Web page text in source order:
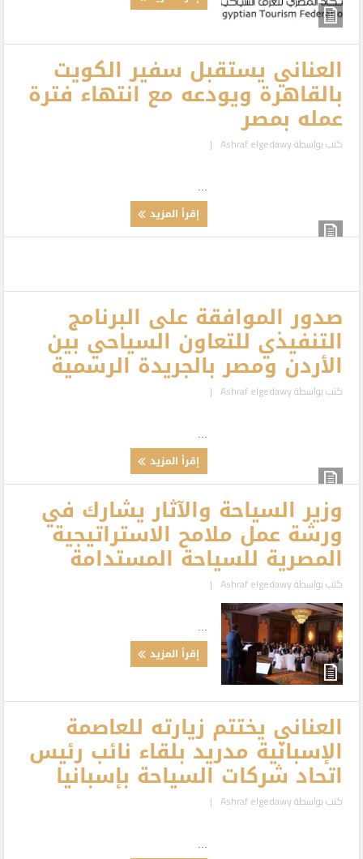
العناني يستقبل سفير الكويت
بالقاهرة ويودعه مع انتهاء فترة
عمله بمصر
كتب بواسطةAshraf elgedawy
|
إقرأ المزيد
صدور الموافقة على البرنامج
التنفيذي للتعاون السياحي بين
الأردن ومصر بالجريدة الرسمية
كتب بواسطةAshraf elgedawy
|
إقرأ المزيد
وزير السياحة والآثار يشارك في
ورشة عمل ملامح الاستراتيجية
المصرية للسياحة المستدامة
كتب بواسطةAshraf elgedawy
|
إقرأ المزيد
العناني يختتم زيارته للعاصمة
الإسبانية مدريد بلقاء نائب رئيس
اتحاد شركات السياحة بإسبانيا
كتب بواسطةAshraf elgedawy
|